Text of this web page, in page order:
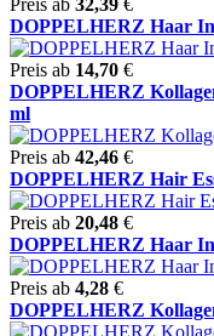
DOPPELHERZ Haar
Preis ab 14,70 €
DOPPELHERZ
ml
Preis ab 42,46 €
DOPPELHERZ Hair
Preis ab 20,48 €
DOPPELHERZ Haar
Preis ab 4,28 €
DOPPELHERZ